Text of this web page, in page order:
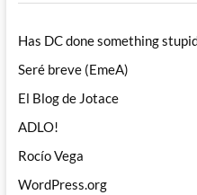
Has DC done something
Seré breve (EmeA)
El Blog de Jotace
ADLO!
Rocío Vega
WordPress.org